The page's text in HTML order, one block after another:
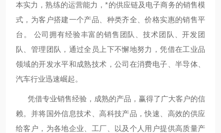
本实力，熟练的运营能力，*的供应链及电子商务的销售模
式，为客户搭建一个产品、种类齐全、价格实惠的销售平
台。 公司拥有经验丰富的销售团队、技术团队、开发团
队、管理团队，通过全员上下不懈地努力，凭借在工业品
领域的开发水平和成熟技术，公司在消费电子、半导体、
汽车行业迅速崛起。
凭借专业销售经验，成熟的产品，赢得了广大客户的信
赖。并将国外信息技术、高科技产品，快速、高效的供应
给客户，为各地企业、工厂、以及个人用户提供高质量产